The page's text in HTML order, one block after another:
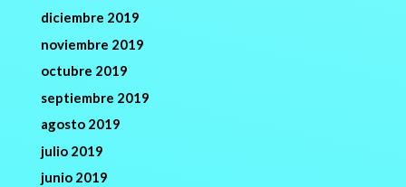
diciembre 2019
noviembre 2019
octubre 2019
septiembre 2019
agosto 2019
julio 2019
junio 2019